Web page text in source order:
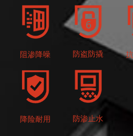
阻渗降噪 防盗防撬
降险耐用 防渗止水